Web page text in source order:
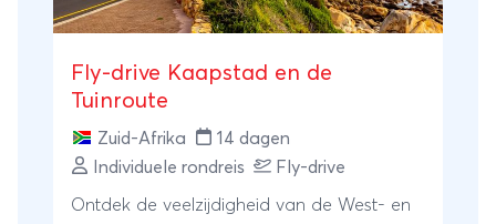
Ook de vertrekdatum bepaal jezelf!
Fly-drive Kaapstad en de
Tuinroute
Zuid-Afrika
14 dagen
Individuele rondreis
Fly-drive
Ontdek de veelzijdigheid van de West- en